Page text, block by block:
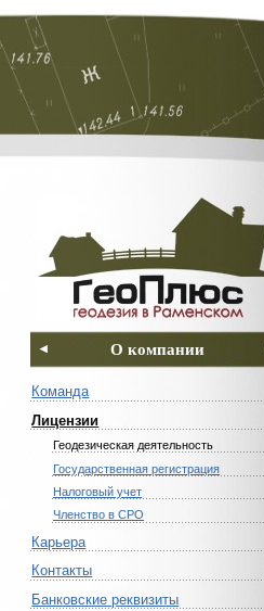
О компании
Команда
Лицензии
Геодезическая деятельность
Государственная регистрация
Налоговый учет
Членство в СРО
Карьера
Контакты
Банковские реквизиты